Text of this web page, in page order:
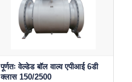
पूर्णतः वेल्डेड बॉल वाल्व एपीआई 6डी
क्लास 150/2500